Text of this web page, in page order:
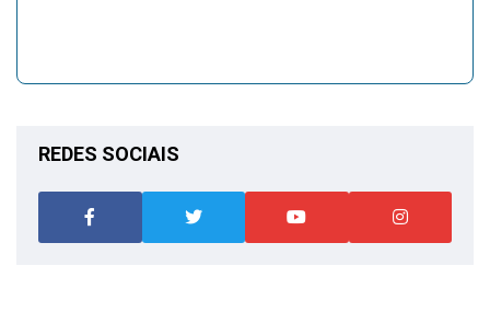
REDES SOCIAIS